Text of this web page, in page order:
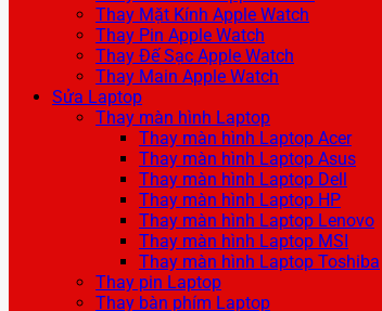
Thay Mặt Kính Apple Watch
Thay Pin Apple Watch
Thay Đế Sạc Apple Watch
Thay Main Apple Watch
Sửa Laptop
Thay màn hình Laptop
Thay màn hình Laptop Acer
Thay màn hình Laptop Asus
Thay màn hình Laptop Dell
Thay màn hình Laptop HP
Thay màn hình Laptop Lenovo
Thay màn hình Laptop MSI
Thay màn hình Laptop Toshiba
Thay pin Laptop
Thay bàn phím Laptop